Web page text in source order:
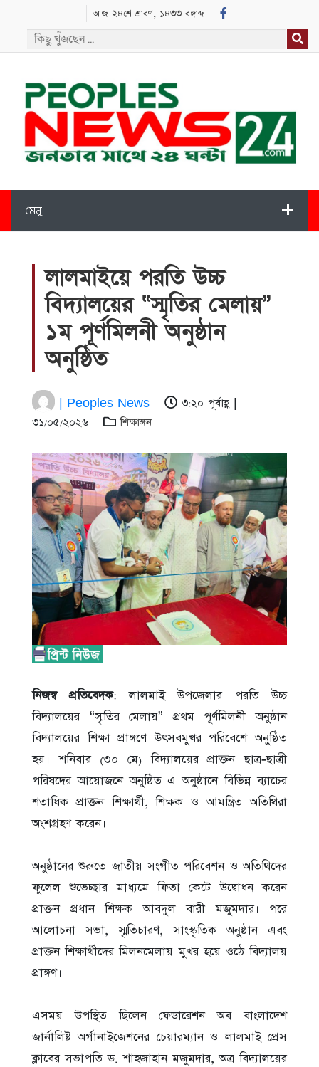
আজ ২৪শে শ্রাবণ, ১৪৩৩ বঙ্গাব্দ
মেনু
লালমাইয়ে পরতি উচ্চ
বিদ্যালয়ের “স্মৃতির মেলায়”
১ম পূর্ণমিলনী অনুষ্ঠান
অনুষ্ঠিত
| Peoples News
৩:২০ পূর্বাহ্ণ |
৩১/০৫/২০২৬
শিক্ষাঙ্গন
নিজস্ব প্রতিবেদক: লালমাই উপজেলার পরতি উচ্চ
বিদ্যালয়ের “স্মৃতির মেলায়” প্রথম পূর্ণমিলনী অনুষ্ঠান
বিদ্যালয়ের শিক্ষা প্রাঙ্গণে উৎসবমুখর পরিবেশে অনুষ্ঠিত
হয়। শনিবার (৩০ মে) বিদ্যালয়ের প্রাক্তন ছাত্র-ছাত্রী
পরিষদের আয়োজনে অনুষ্ঠিত এ অনুষ্ঠানে বিভিন্ন ব্যাচের
শতাধিক প্রাক্তন শিক্ষার্থী, শিক্ষক ও আমন্ত্রিত অতিথিরা
অংশগ্রহণ করেন।
‎অনুষ্ঠানের শুরুতে জাতীয় সংগীত পরিবেশন ও অতিথিদের
ফুলেল শুভেচ্ছার মাধ্যমে ফিতা কেটে উদ্বোধন করেন
প্রাক্তন প্রধান শিক্ষক আবদুল বারী মজুমদার। পরে
আলোচনা সভা, স্মৃতিচারণ, সাংস্কৃতিক অনুষ্ঠান এবং
প্রাক্তন শিক্ষার্থীদের মিলনমেলায় মুখর হয়ে ওঠে বিদ্যালয়
প্রাঙ্গণ।
‎এসময় উপস্থিত ছিলেন ফেডারেশন অব বাংলাদেশ
জার্নালিষ্ট অর্গানাইজেশনের চেয়ারম্যান ও লালমাই প্রেস
ক্লাবের সভাপতি ড. শাহজাহান মজুমদার, অত্র বিদ্যালয়ের